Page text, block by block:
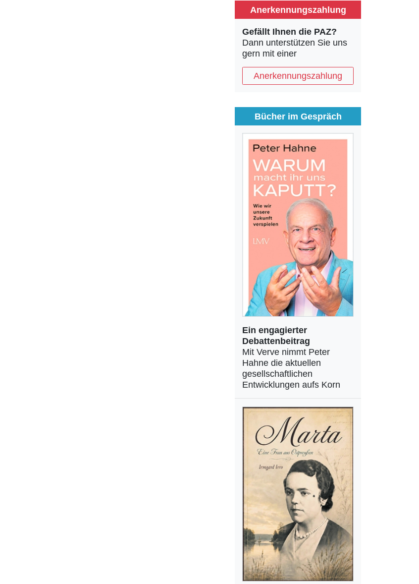
Anerkennungszahlung
Gefällt Ihnen die PAZ?
Dann unterstützen Sie uns
gern mit einer
Anerkennungszahlung
Bücher im Gespräch
Ein engagierter
Debattenbeitrag
Mit Verve nimmt Peter
Hahne die aktuellen
gesellschaftlichen
Entwicklungen aufs Korn